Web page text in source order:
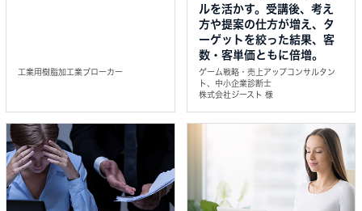
工業用樹脂加工業ブローカー
ルを活かす。受講後、考え
方や提案の仕方が増え、タ
ーゲットを絞った結果、客
数・客単価ともに倍増。
ゲーム戦略・売上アップコンサルタン
ト、中小企業診断士
株式会社ジースト 様